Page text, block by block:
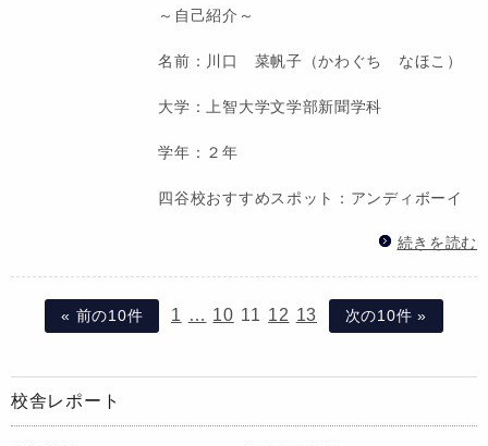
～自己紹介～
名前：川口 菜帆子（かわぐち なほこ）
大学：上智大学文学部新聞学科
学年：２年
四谷校おすすめスポット：アンディボーイ
続きを読む
« 前の10件 1 … 10 11 12 13 次の10件 »
校舎レポート